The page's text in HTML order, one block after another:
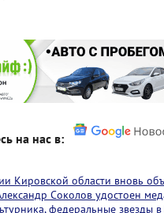
на нас в:
Кировской области вновь
Соколов удостоен
федеральные звезды